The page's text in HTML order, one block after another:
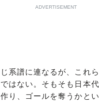
ADVERTISEMENT
系譜に連なるが、これ
はない。そもそも日本
り、ゴールを奪うかと